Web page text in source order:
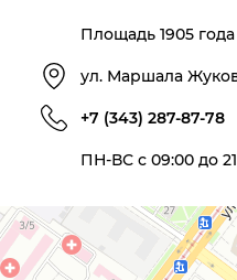
Площадь 1905 года
ул. Маршала
+7 (343) 287-87-78
ПН-ВС с 09:00 до